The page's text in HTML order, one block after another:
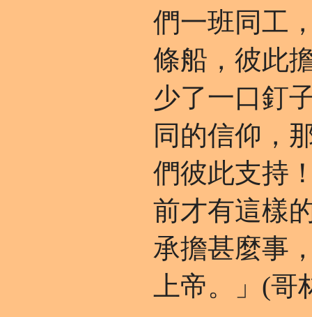
們一班同工
條船，彼此
少了一口釘
同的信仰，
們彼此支持
前才有這樣
承擔甚麼事
上帝。」(